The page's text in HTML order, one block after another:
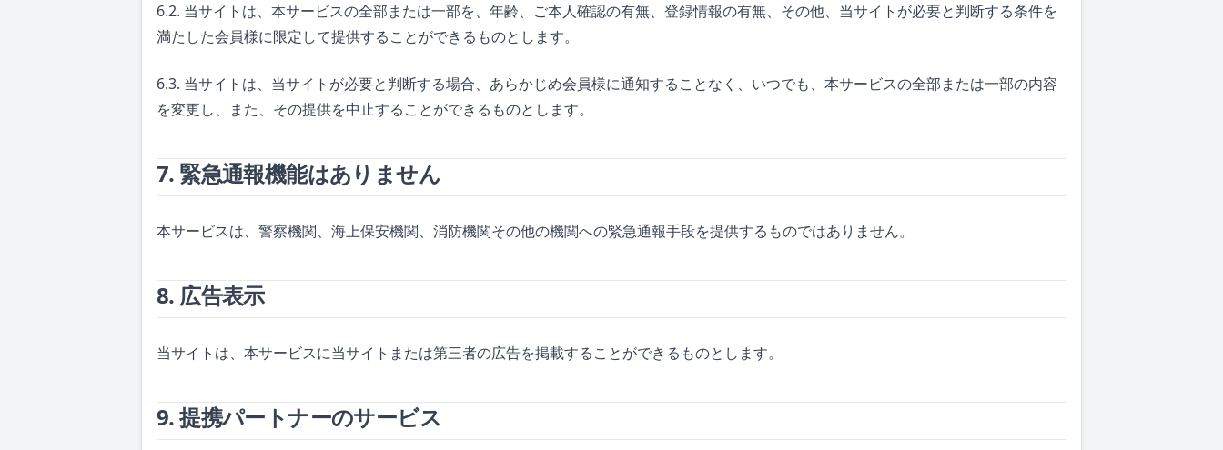
6.2. 当サイトは、本サービスの全部または一部を、年齢、ご本人確認の有無、登録情報の有無、その他、当サイトが必要と判断する条件を
満たした会員様に限定して提供することができるものとします。
6.3. 当サイトは、当サイトが必要と判断する場合、あらかじめ会員様に通知することなく、いつでも、本サービスの全部または一部の内容
を変更し、また、その提供を中止することができるものとします。
7. 緊急通報機能はありません
本サービスは、警察機関、海上保安機関、消防機関その他の機関への緊急通報手段を提供するものではありません。
8. 広告表示
当サイトは、本サービスに当サイトまたは第三者の広告を掲載することができるものとします。
9. 提携パートナーのサービス